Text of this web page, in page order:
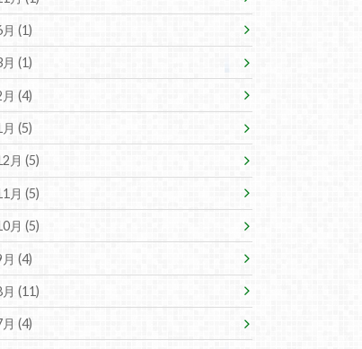
(1)
(1)
(4)
(5)
月 (5)
月 (5)
月 (5)
(4)
(11)
(4)